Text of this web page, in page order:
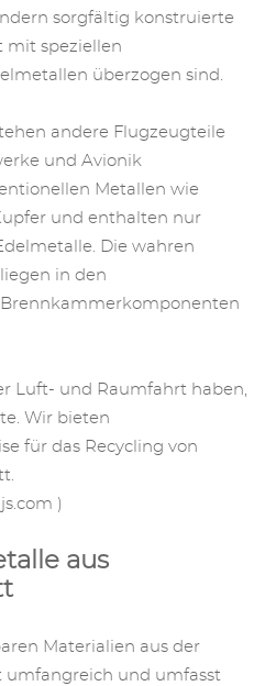
sorgfältig konstruierte
mit speziellen
überzogen sind.
andere Flugzeugteile
und Avionik
Metallen wie
und enthalten nur
Die wahren
in den
Brennkammerkomponenten
Luft- und Raumfahrt haben,
Wir bieten
für das Recycling von
)
aus
Materialien aus der
umfangreich und umfasst